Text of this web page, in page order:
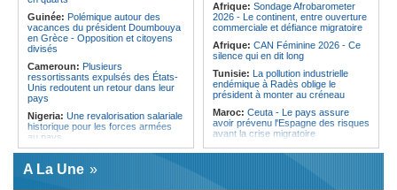
Centrafrique:Incident au pays -
Les FACA récupèrent des armes
Guinée: Polémique autour des
vacances du président Doumbouya
en Grèce - Opposition et citoyens
divisés
Cameroun: Plusieurs
ressortissants expulsés des États-
Unis redoutent un retour dans leur
pays
Nigeria: Une revalorisation salariale
historique pour les forces armées
au pays
Cameroun:Une campagne de
sensibilisation menée dans les
aéroports contre le trafic d'espèces
Afrique: Sondage Afrobarometer
2026 - Le continent, entre ouverture
commerciale et défiance migratoire
Afrique: CAN Féminine 2026 - Ce
silence qui en dit long
Tunisie: La pollution industrielle
endémique à Radès oblige le
président à monter au créneau
Maroc: Ceuta - Le pays assure
avoir prévenu l'Espagne des risques
avant la crise migratoire
Afrique:CAN féminine - La Côte
A La Une